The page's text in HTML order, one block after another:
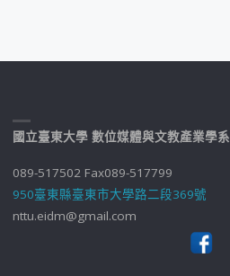
國立臺東大學 數位媒體與文教產業學系
089-517502 Fax089-517799
950臺東縣臺東市大學路二段369號
nttu.eidm@gmail.com